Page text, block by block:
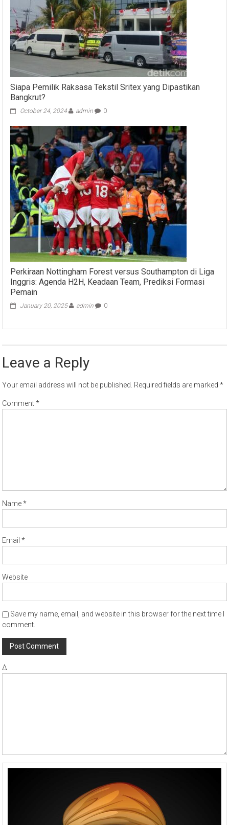
Siapa Pemilik Raksasa Tekstil Sritex yang Dipastikan
Bangkrut?
October 24, 2024 admin 0
Perkiraan Nottingham Forest versus Southampton di Liga
Inggris: Agenda H2H, Keadaan Team, Prediksi Formasi
Pemain
January 20, 2025 admin 0
Leave a Reply
Your email address will not be published. Required fields are marked*
Comment*
Name*
Email*
Website
Save my name, email, and website in this browser for the next time I
comment.
Δ